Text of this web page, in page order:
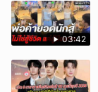
03:42